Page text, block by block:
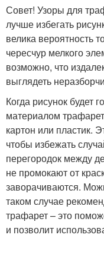
Совет! Узоры для
лучше избегать
велика вероятность
чересчур мелкого
возможно, что
выглядеть
Когда рисунок будет
материалом
картон или пластик.
чтобы избежать
перегородок между
не промокают от
заворачиваются.
таком случае
трафарет – это
и позволит